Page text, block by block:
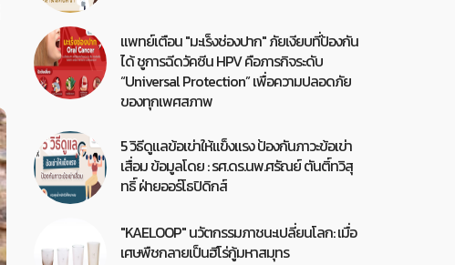
แพทย์เตือน "มะเร็งช่องปาก" ภัยเงียบที่ป้องกัน
ได้ ชูการฉีดวัคซีน HPV คือภารกิจระดับ
“Universal Protection” เพื่อความปลอดภัย
ของทุกเพศสภาพ
5 วิธีดูแลข้อเข่าให้แข็งแรง ป้องกันภาวะข้อเข่า
เสื่อม ข้อมูลโดย : รศ.ดร.นพ.ศรัณย์ ตันติ์ทวิสุ
ทธิ์ ฝ่ายออร์โธปิดิกส์
"KAELOOP" นวัตกรรมภาชนะเปลี่ยนโลก: เมื่อ
เศษพืชกลายเป็นฮีโร่กู้มหาสมุทร